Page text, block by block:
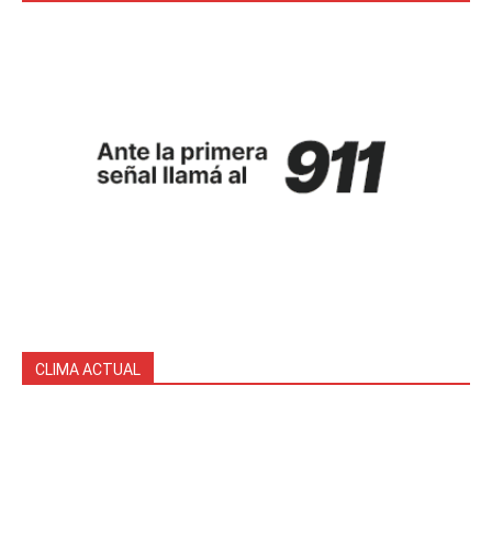
CLIMA ACTUAL